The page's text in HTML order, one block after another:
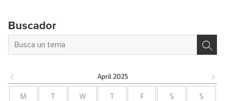
Buscador
April 2025
M W F S S